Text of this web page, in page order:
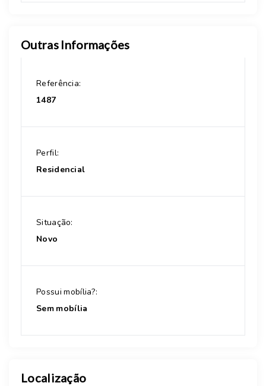
Outras Informações
Referência:
1487
Perfil:
Residencial
Situação:
Novo
Possui mobília?:
Sem mobília
Localização